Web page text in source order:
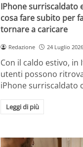
IPhone surriscaldato
cosa fare subito per
tornare a caricare
Redazione 24 Luglio 2026
Con il caldo estivo, in
utenti possono
iPhone surriscaldato
Leggi di più